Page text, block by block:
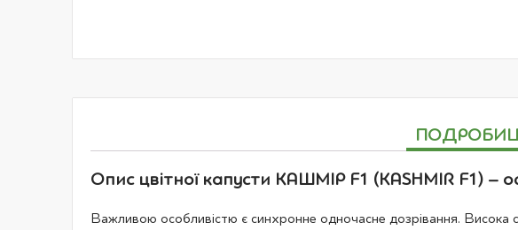
Опис цвітної капусти КАШМІР F1 (KASHMIR F1) –
Важливою особливістю є синхронне одночасне дозрівання. Висока